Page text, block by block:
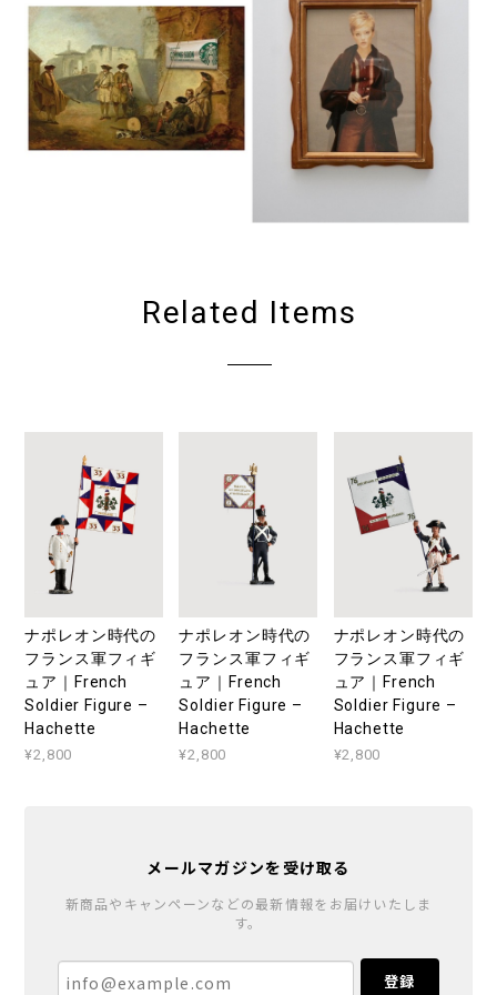
Related Items
ナポレオン時代の
フランス軍フィギ
ュア｜French
Soldier Figure –
Hachette
¥2,800
ナポレオン時代の
フランス軍フィギ
ュア｜French
Soldier Figure –
Hachette
¥2,800
ナポレオン時代の
フランス軍フィギ
ュア｜French
Soldier Figure –
Hachette
¥2,800
メールマガジンを受け取る
新商品やキャンペーンなどの最新情報をお届けいたしま
す。
登録